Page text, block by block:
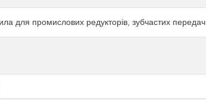
для промислових редукторів, зубчастих передач.